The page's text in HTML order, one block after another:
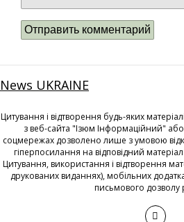
News UKRAINE
Цитування і відтворення будь-яких
з веб-сайта "Ізюм Інформаційний" або
соцмережах дозволено лише з умовою
гіперпосилання на відповідний
Цитування, використання і відтворення
друкованих виданнях), мобільних
письмового дозволу